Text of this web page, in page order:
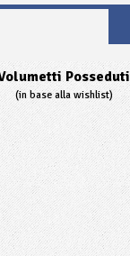
Posseduti
(in base alla wishlist)